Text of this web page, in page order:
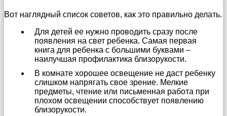
Вот наглядный список советов, как это правильно делать.
Для детей ее нужно проводить сразу после
появления на свет ребенка. Самая первая
книга для ребенка с большими буквами –
наилучшая профилактика близорукости.
В комнате хорошее освещение не даст ребенку
слишком напрягать свое зрение. Мелкие
предметы, чтение или письменная работа при
плохом освещении способствует появлению
близорукости.